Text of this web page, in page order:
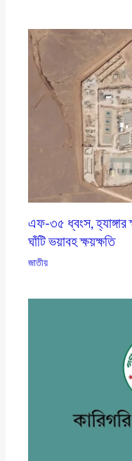
এফ-৩৫ ধ্বংস, হ্যাঙ্গার
ঘাঁটি ভয়াবহ ক্ষয়ক্ষতি
জাতীয়